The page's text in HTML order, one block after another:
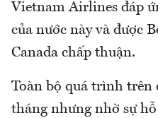
Vietnam Airlines đáp
của nước này và được
Canada chấp thuận.
Toàn bộ quá trình trên
tháng nhưng nhờ sự